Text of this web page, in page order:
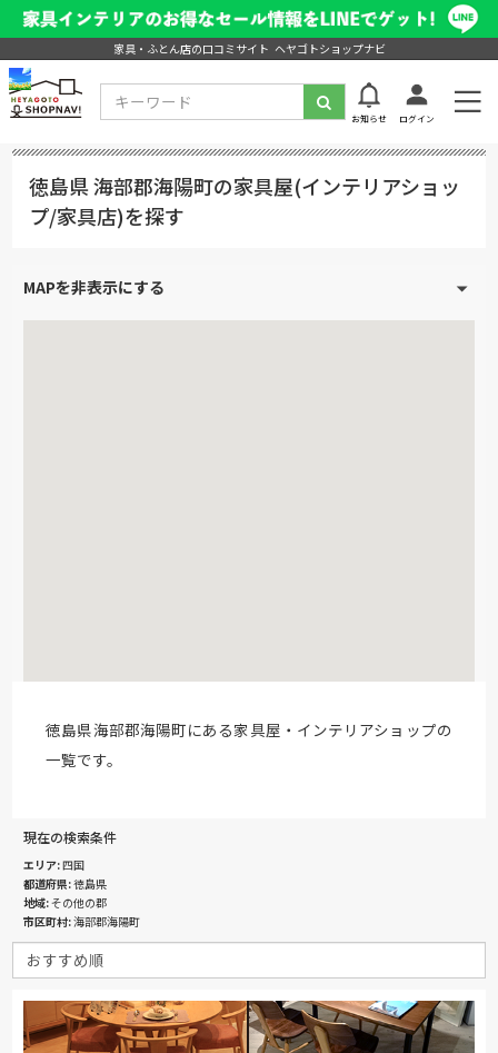
家具・ふとん店の口コミサイト ヘヤゴトショップナビ
お知らせ ログイン
徳島県 海部郡海陽町の家具屋(インテリアショッ
プ/家具店)を探す
徳島県海部郡海陽町にある家具屋・インテリアショップの
一覧です。
現在の検索条件
エリア 四国
都道府県 徳島県
地域 その他の郡
市区町村 海部郡海陽町